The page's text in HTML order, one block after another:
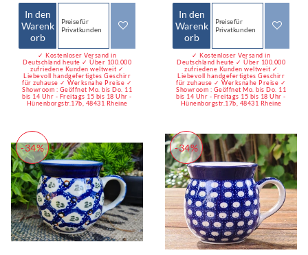
In den
Warenk
orb
Preise für
Privatkunden
✓ Kostenloser Versand in
Deutschland heute ✓ Über 100.000
zufriedene Kunden weltweit ✓
Liebevoll handgefertigtes Geschirr
für zuhause ✓ Werksnahe Preise ✓
Showroom : Geöffnet Mo. bis Do. 11
bis 14 Uhr - Freitags 15 bis 18 Uhr -
Hünenborgstr.17b, 48431 Rheine
In den
Warenk
orb
Preise für
Privatkunden
✓ Kostenloser Versand in
Deutschland heute ✓ Über 100.000
zufriedene Kunden weltweit ✓
Liebevoll handgefertigtes Geschirr
für zuhause ✓ Werksnahe Preise ✓
Showroom : Geöffnet Mo. bis Do. 11
bis 14 Uhr - Freitags 15 bis 18 Uhr -
Hünenborgstr.17b, 48431 Rheine
-34% -34%